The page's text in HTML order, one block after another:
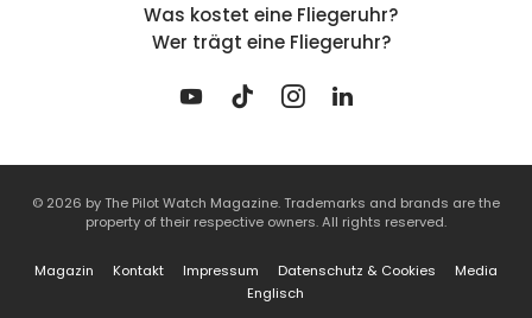
Was kostet eine Fliegeruhr?
Wer trägt eine Fliegeruhr?
© 2026 by The Pilot Watch Magazine. Trademarks and brands are the
property of their respective owners. All rights reserved.
Magazin Kontakt Impressum Datenschutz & Cookies
Media
Englisch